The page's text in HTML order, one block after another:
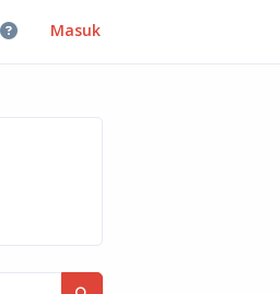
Masuk